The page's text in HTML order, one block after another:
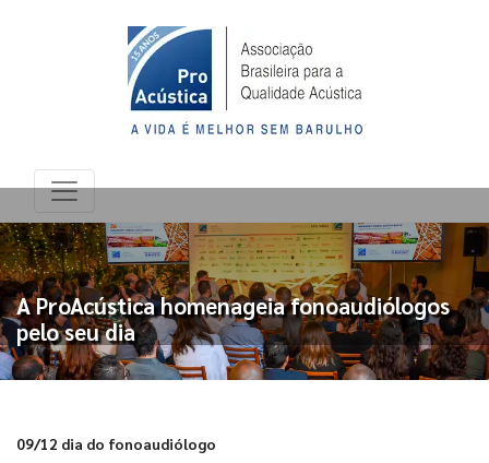
A ProAcústica homenageia fonoaudiólogos
pelo seu dia
09/12 dia do fonoaudiólogo